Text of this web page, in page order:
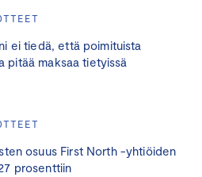
ei tiedä, että poimituista
pitää maksaa tietyissä
osuus First North -yhtiöiden
prosenttiin